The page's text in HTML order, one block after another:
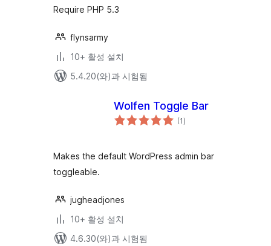
Require PHP 5.3
flynsarmy
10+ 활성 설치
5.4.20(와)과 시험됨
Wolfen Toggle Bar
(1전
체)
Makes the default WordPress admin bar
toggleable.
jugheadjones
10+ 활성 설치
4.6.30(와)과 시험됨